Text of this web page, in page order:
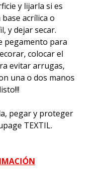
y lijarla si es
acrílica o
y dejar secar.
pegamento para
colocar el
evitar arrugas,
una o dos manos
pegar y proteger
TEXTIL.